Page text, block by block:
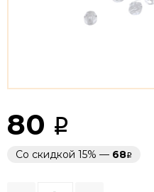
80
Со скидкой 15% — 68